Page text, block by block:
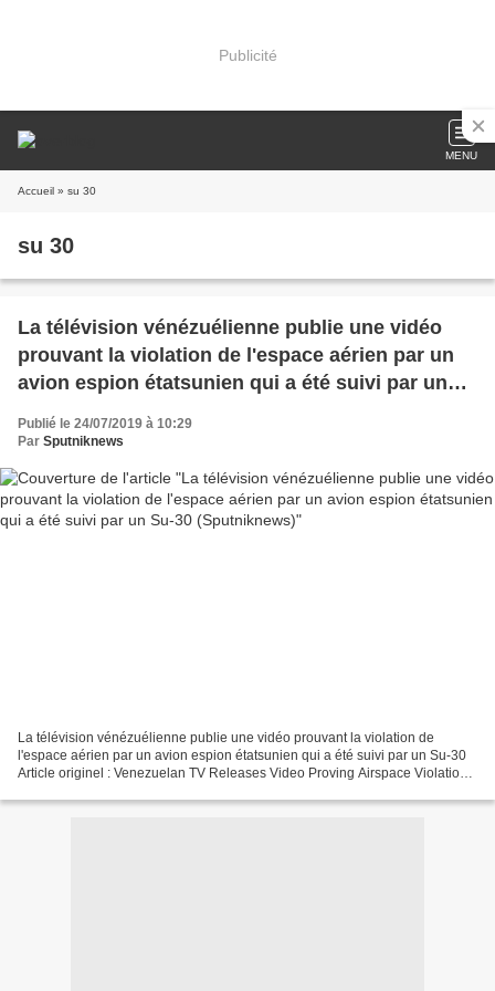
Publicité
MENU
Accueil » su 30
su 30
La télévision vénézuélienne publie une vidéo
prouvant la violation de l'espace aérien par un
avion espion étatsunien qui a été suivi par un
Su-30 (Sputniknews)
Publié le 24/07/2019 à 10:29
Par Sputniknews
La télévision vénézuélienne publie une vidéo prouvant la violation de
l'espace aérien par un avion espion étatsunien qui a été suivi par un Su-30
Article originel : Venezuelan TV Releases Video Proving Airspace Violation